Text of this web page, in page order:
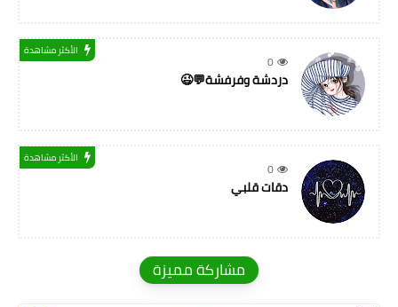
0
الأكثر مشاهدة
دردشة وفرفشة💬😉
0
الأكثر مشاهدة
دقات قلبي
مشاركة مميزة